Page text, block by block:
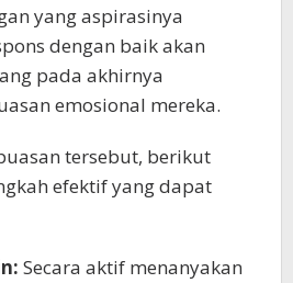
yang aspirasinya
dengan baik akan
pada akhirnya
emosional mereka.
tersebut, berikut
efektif yang dapat
Secara aktif menanyakan